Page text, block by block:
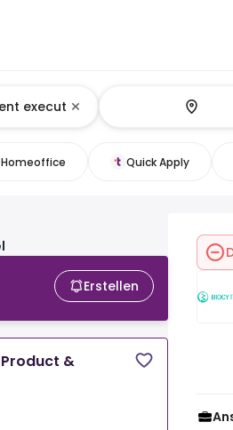
Homeoffice Quick Apply
Erstellen
&